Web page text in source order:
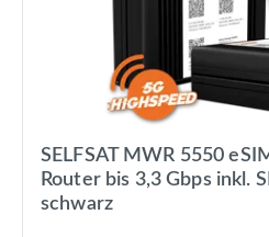
SELFSAT MWR 5550
Router bis 3,3 Gbps inkl.
schwarz